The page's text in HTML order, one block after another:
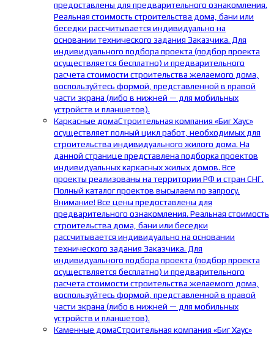
предоставлены для предварительного ознакомления.
Реальная стоимость строительства дома, бани или
беседки рассчитывается индивидуально на
основании технического задания Заказчика. Для
индивидуального подбора проекта (подбор проекта
осуществляется бесплатно) и предварительного
расчета стоимости строительства желаемого дома,
воспользуйтесь формой, представленной в правой
части экрана (либо в нижней — для мобильных
устройств и планшетов).
Каркасные домаСтроительная компания «Биг Хаус»
осуществляет полный цикл работ, необходимых для
строительства индивидуального жилого дома. На
данной странице представлена подборка проектов
индивидуальных каркасных жилых домов. Все
проекты реализованы на территории РФ и стран СНГ.
Полный каталог проектов высылаем по запросу.
Внимание! Все цены предоставлены для
предварительного ознакомления. Реальная стоимость
строительства дома, бани или беседки
рассчитывается индивидуально на основании
технического задания Заказчика. Для
индивидуального подбора проекта (подбор проекта
осуществляется бесплатно) и предварительного
расчета стоимости строительства желаемого дома,
воспользуйтесь формой, представленной в правой
части экрана (либо в нижней — для мобильных
устройств и планшетов).
Каменные домаСтроительная компания «Биг Хаус»